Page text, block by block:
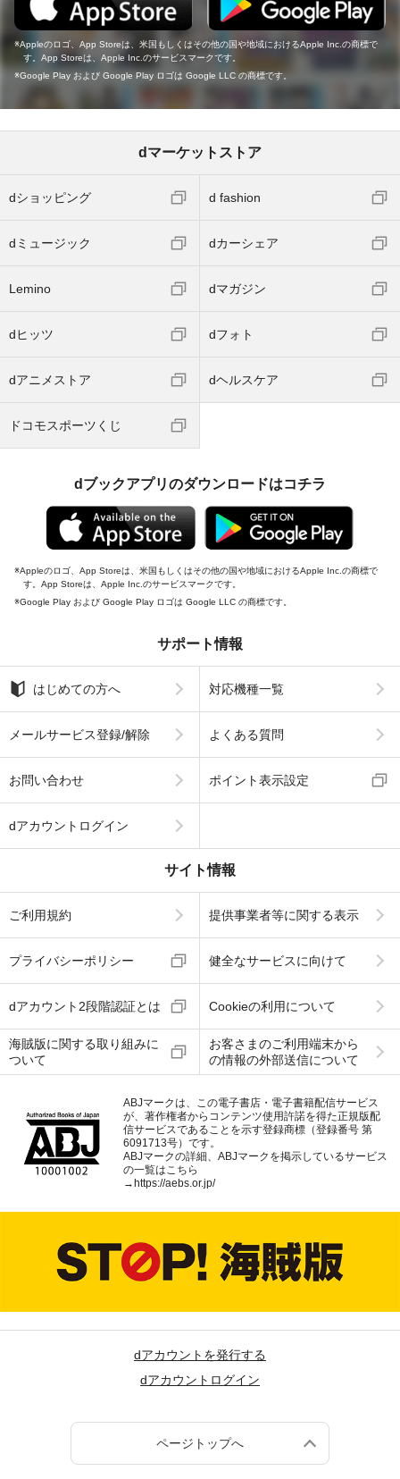
Appleのロゴ、App Storeは、米国もしくはその他の国や地域におけるApple Inc.の商標で
す。App Storeは、Apple Inc.のサービスマークです。
Google Play および Google Play ロゴは Google LLC の商標です。
dマーケットストア
dショッピング d fashion
dミュージック dカーシェア
Lemino dマガジン
dヒッツ dフォト
dアニメストア dヘルスケア
ドコモスポーツくじ
dブックアプリのダウンロードはコチラ
Appleのロゴ、App Storeは、米国もしくはその他の国や地域におけるApple Inc.の商標で
す。App Storeは、Apple Inc.のサービスマークです。
Google Play および Google Play ロゴは Google LLC の商標です。
サポート情報
はじめての方へ 対応機種一覧
メールサービス登録/解除 よくある質問
お問い合わせ ポイント表示設定
dアカウントログイン
サイト情報
ご利用規約 提供事業者等に関する表示
プライバシーポリシー 健全なサービスに向けて
dアカウント2段階認証とは Cookieの利用について
海賊版に関する取り組みに
ついて
お客さまのご利用端末から
の情報の外部送信について
ABJマークは、この電子書店・電子書籍配信サービス
が、著作権者からコンテンツ使用許諾を得た正規版配
信サービスであることを示す登録商標（登録番号 第
6091713号）です。
ABJマークの詳細、ABJマークを掲示しているサービス
の一覧はこちら
→ https://aebs.or.jp/
dアカウントを発行する
dアカウントログイン
ページトップへ